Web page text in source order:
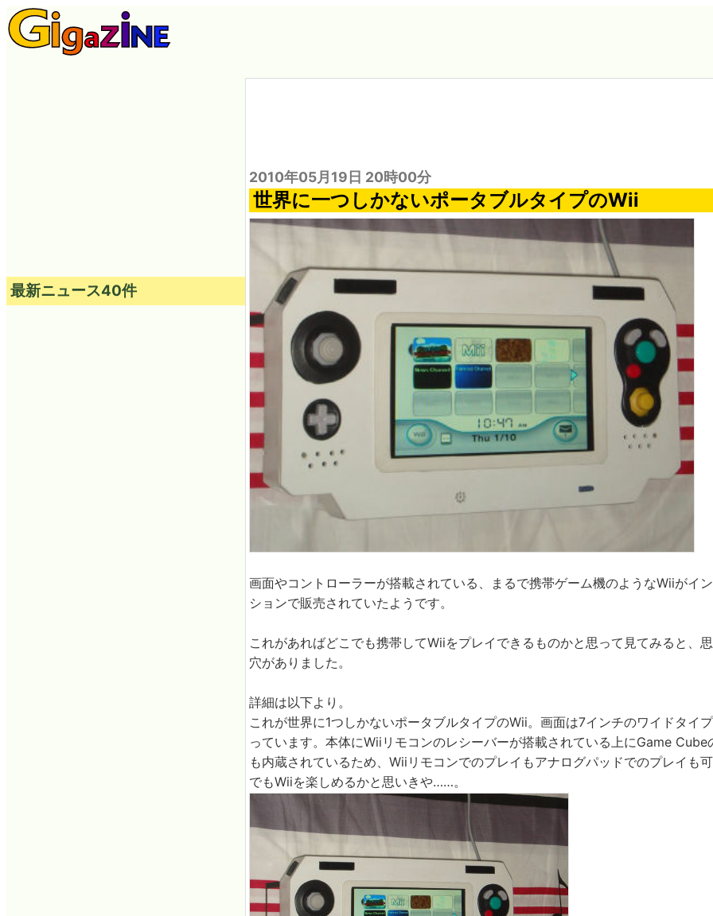
2010年05月19日 20時00分
世界に一つしかないポータブルタイプのWii
画面やコントローラーが搭載されている、まるで携帯ゲーム機のようなWiiがイ
ションで販売されていたようです。
これがあればどこでも携帯してWiiをプレイできるものかと思って見てみると、
穴がありました。
詳細は以下より。
これが世界に1つしかないポータブルタイプのWii。画面は7インチのワイドタイ
っています。本体にWiiリモコンのレシーバーが搭載されている上にGame Cube
も内蔵されているため、Wiiリモコンでのプレイもアナログパッドでのプレイも
でもWiiを楽しめるかと思いきや……。
最新ニュース40件